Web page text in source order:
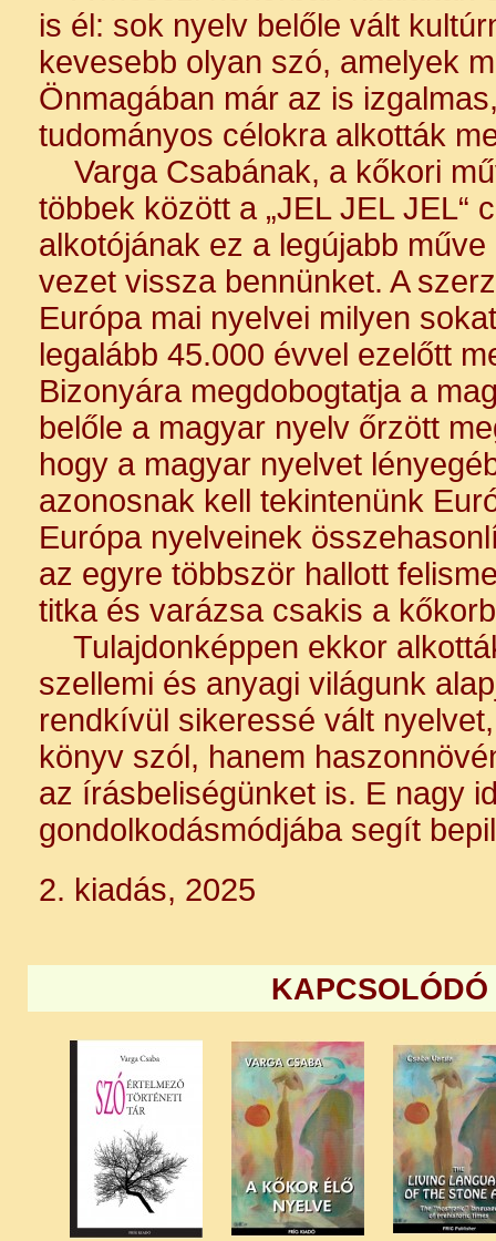
is él: sok nyelv belőle vált
kevesebb olyan szó, amelyek
Önmagában már az is
tudományos célokra alkották
Varga Csabának, a kőkori
többek között a „JEL JEL JEL“
alkotójának ez a legújabb
vezet vissza bennünket. A
Európa mai nyelvei milyen
legalább 45.000 évvel ezelőtt
Bizonyára megdobogtatja a
belőle a magyar nyelv őrzött
hogy a magyar nyelvet
azonosnak kell tekintenünk
Európa nyelveinek
az egyre többször hallott
titka és varázsa csakis a
Tulajdonképpen ekkor
szellemi és anyagi világunk
rendkívül sikeressé vált
könyv szól, hanem
az írásbeliségünket is. E nagy
gondolkodásmódjába segít
2. kiadás, 2025